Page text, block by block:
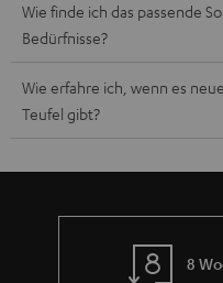
Wie finde ich das passende
Bedürfnisse?
Wie erfahre ich, wenn es
Teufel gibt?
8